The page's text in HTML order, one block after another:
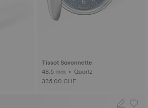
Tissot Savonnette
48.5 mm • Quartz
335,00 CHF